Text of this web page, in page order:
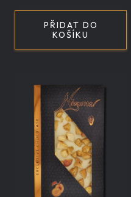
PŘIDAT DO
KOŠÍKU